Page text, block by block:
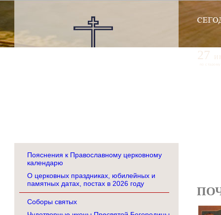
Пояснения к Православному церковному
календарю
О церковных праздниках, юбилейных и
памятных датах, постах в 2026 году
Соборы святых
27
по